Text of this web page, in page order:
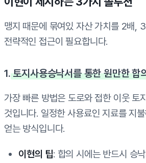
맹지 때문에 묶여있 자산 가치를 2배,
전략적인 접근이 필요합니다.
1.토지사용승낙서를 통한 원만한 합
가장 빠른 방법은 도로와 접한 이웃 토
것입니다. 일정한 사용료인 지료를 지
얻는 방식입니다.
이현의 팁: 합의 시에는 반드시 승